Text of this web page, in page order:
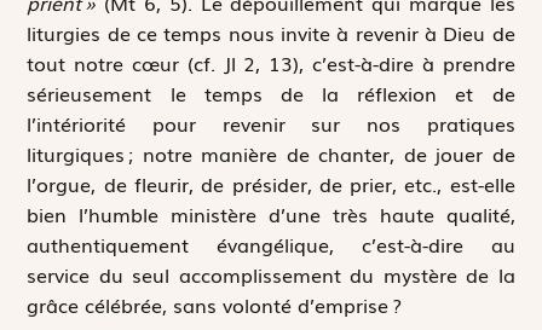
liturgies de ce temps nous invite à revenir à Dieu de
tout notre cœur (cf. Jl 2, 13), c’est-à-dire à prendre
sérieusement le temps de la réflexion et de
l’intériorité pour revenir sur nos pratiques
liturgiques ; notre manière de chanter, de jouer de
l’orgue, de fleurir, de présider, de prier, etc., est-elle
bien l’humble ministère d’une très haute qualité,
authentiquement évangélique, c’est-à-dire au
service du seul accomplissement du mystère de la
grâce célébrée, sans volonté d’emprise ?